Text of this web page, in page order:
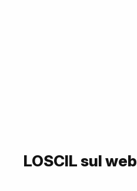
LOSCIL sul web